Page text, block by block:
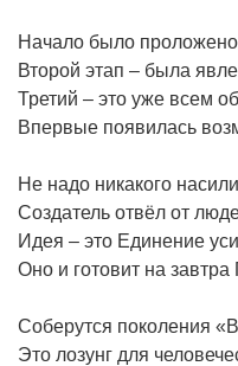
Начало было проложено
Второй этап – была
Третий – это уже всем
Впервые появилась
Не надо никакого
Создатель отвёл от
Идея – это Единение
Оно и готовит на завтра
Соберутся поколения
Это лозунг для